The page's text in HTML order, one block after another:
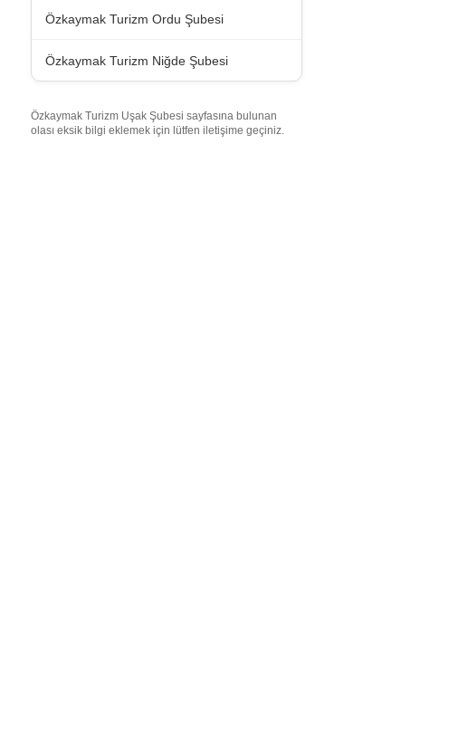
Özkaymak Turizm Ordu Şubesi
Özkaymak Turizm Niğde Şubesi
Özkaymak Turizm Uşak Şubesi sayfasına bulunan
olası eksik bilgi eklemek için lütfen iletişime geçiniz.